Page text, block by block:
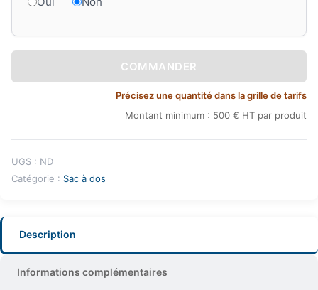
COMMANDER
Précisez une quantité dans la grille de tarifs
Montant minimum : 500 € HT par produit
UGS : ND
Catégorie : Sac à dos
Description
Informations complémentaires